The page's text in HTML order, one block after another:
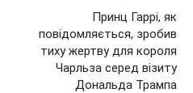
Принц Гаррі, як
повідомляється, зробив
тиху жертву для короля
Чарльза серед візиту
Дональда Трампа